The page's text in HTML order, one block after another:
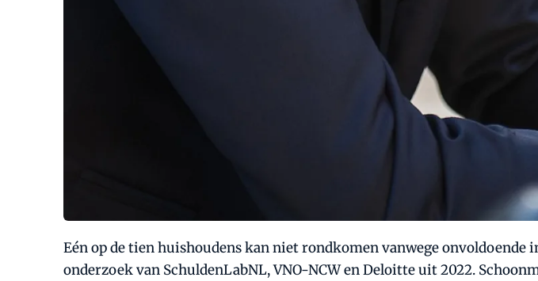
Eén op de tien huishoudens kan niet rondkomen vanwege
onderzoek van SchuldenLabNL, VNO-NCW en Deloitte uit 2022.